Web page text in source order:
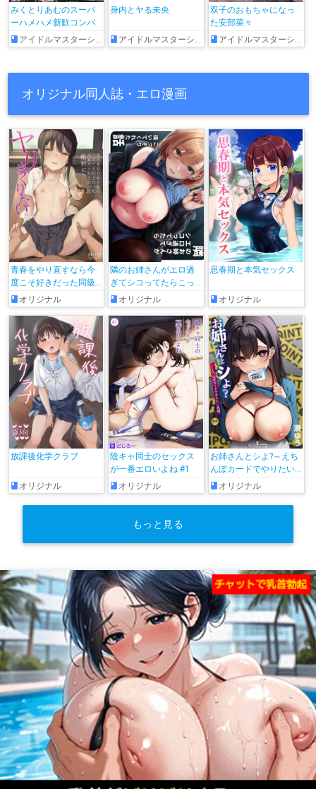
みくとりあむのスーパ
ーハメハメ新歓コンパ
アイドルマスターシンデレラガールズ
身内とヤる未央
アイドルマスターシンデレラガールズ
双子のおもちゃになっ
た安部菜々
アイドルマスターシンデレラガールズ
オリジナル同人誌・エロ漫画
青春をやり直すなら今
度こそ好きだった同級
生と付き合って絶対ヤ
リまくりたい。
オリジナル
隣のお姉さんがエロ過
ぎてシコってたらこっ
そり抜いてくれた話
オリジナル
思春期と本気セックス
オリジナル
放課後化学クラブ
オリジナル
陰キャ同士のセックス
が一番エロいよね #1
オリジナル
お姉さんとシよ?～えち
んぽカードでやりたい
放題～
オリジナル
もっと見る